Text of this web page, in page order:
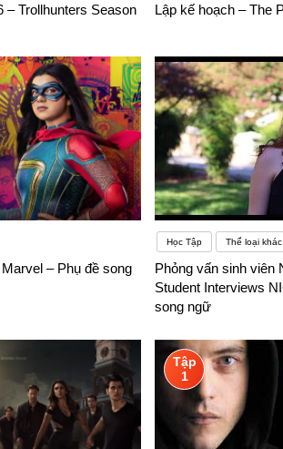
học tiếng Anh có thể học phải
– Trollhunters Season
Lập kế hoạch – The
– Phụ đề song
Học Tập Thể loại khác
Phỏng vấn sinh viên
Student Interviews
song ngữ
Tập
1